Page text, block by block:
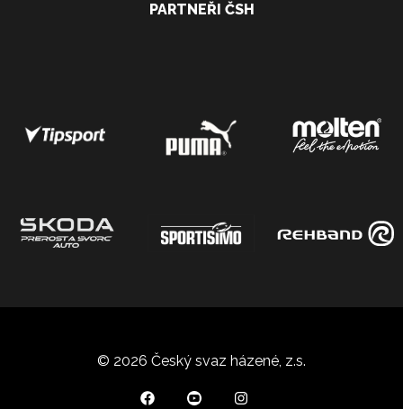
PARTNEŘI ČSH
© 2026 Český svaz házené, z.s.